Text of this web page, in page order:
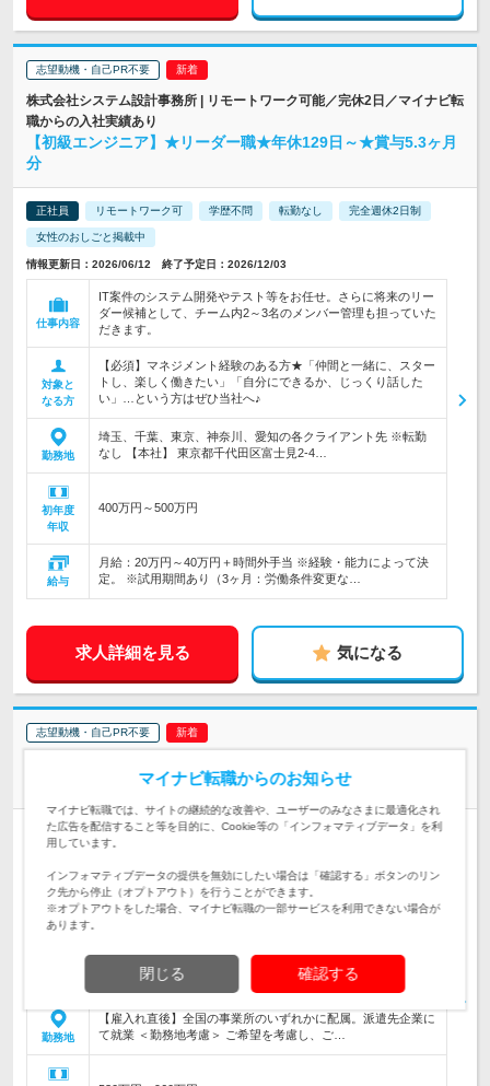
志望動機・自己PR不要
株式会社システム設計事務所 | リモートワーク可能／完休2日／マイナビ転
職からの入社実績あり
【初級エンジニア】★リーダー職★年休129日～★賞与5.3ヶ月
分
正社員 リモートワーク可 学歴不問 転勤なし 完全週休2日制
女性のおしごと掲載中
情報更新日：2026/06/12 終了予定日：2026/12/03
仕事内容
IT案件のシステム開発やテスト等をお任せ。さらに将来のリー
ダー候補として、チーム内2～3名のメンバー管理も担っていた
だきます。
対象と
なる方
【必須】マネジメント経験のある方★「仲間と一緒に、スター
トし、楽しく働きたい」「自分にできるか、じっくり話した
い」…という方はぜひ当社へ♪
勤務地
埼玉、千葉、東京、神奈川、愛知の各クライアント先 ※転勤
なし 【本社】 東京都千代田区富士見2-4…
初年度
年収
400万円～500万円
給与
月給：20万円～40万円＋時間外手当 ※経験・能力によって決
定。 ※試用期間あり（3ヶ月：労働条件変更な…
求人詳細を見る 気になる
志望動機・自己PR不要
ロケット開発の【機械設計】
正社員 完全週休2日制
仕事内容
高さ3m程の単段式ロケット実証機の構造設計業務
CATIA、Fusion360等での機械設計や解析経験をお持ちの方
勤務地
【雇入れ直後】全国の事業所のいずれかに配属。派遣先企業に
て就業 ＜勤務地考慮＞ ご希望を考慮し、ご…
マイナビ転職からのお知らせ
マイナビ転職では、サイトの継続的な改善や、ユーザーのみなさまに最適化され
た広告を配信すること等を目的に、Cookie等の「インフォマティブデータ」を利
用しています。
インフォマティブデータの提供を無効にしたい場合は「確認する」ボタンのリン
ク先から停止（オプトアウト）を行うことができます。
※オプトアウトをした場合、マイナビ転職の一部サービスを利用できない場合が
あります。
閉じる 確認する